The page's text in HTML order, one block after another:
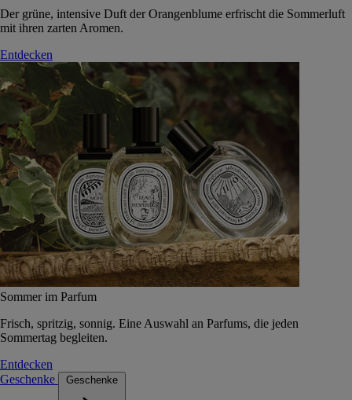
Der grüne, intensive Duft der Orangenblume erfrischt die Sommerluft
mit ihren zarten Aromen.
Entdecken
Sommer im Parfum
Frisch, spritzig, sonnig. Eine Auswahl an Parfums, die jeden
Sommertag begleiten.
Entdecken
Geschenke
Geschenke